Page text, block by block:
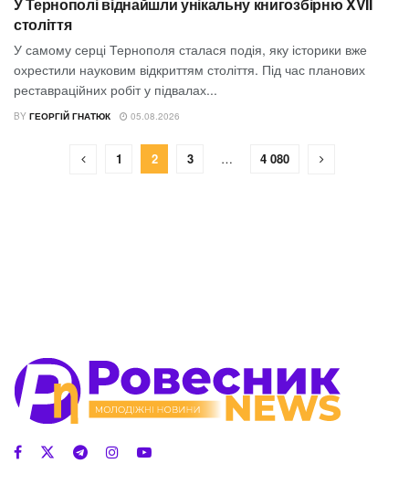
У Тернополі віднайшли унікальну книгозбірню XVII
століття
У самому серці Тернополя сталася подія, яку історики вже
охрестили науковим відкриттям століття. Під час планових
реставраційних робіт у підвалах...
BY ГЕОРГІЙ ГНАТЮК 05.08.2026
1 2 3 … 4 080